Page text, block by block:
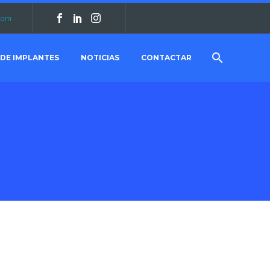
IMPLANTES NOTICIAS CONTACTAR